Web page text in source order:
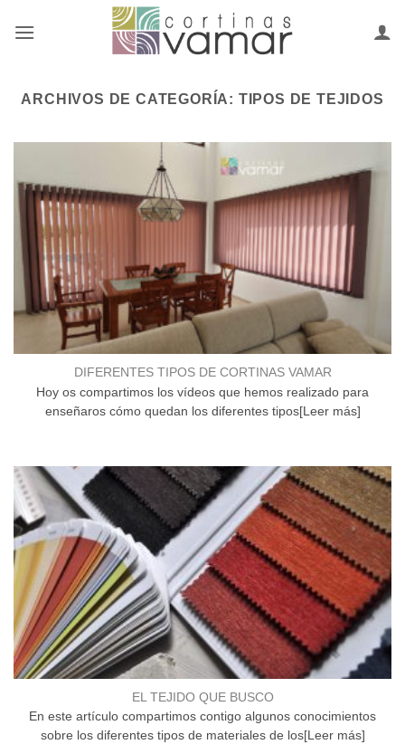
ARCHIVOS DE CATEGORÍA: TIPOS DE TEJIDOS
DIFERENTES TIPOS DE CORTINAS VAMAR
Hoy os compartimos los vídeos que hemos realizado para
enseñaros cómo quedan los diferentes tipos[Leer más]
EL TEJIDO QUE BUSCO
En este artículo compartimos contigo algunos conocimientos
sobre los diferentes tipos de materiales de los[Leer más]